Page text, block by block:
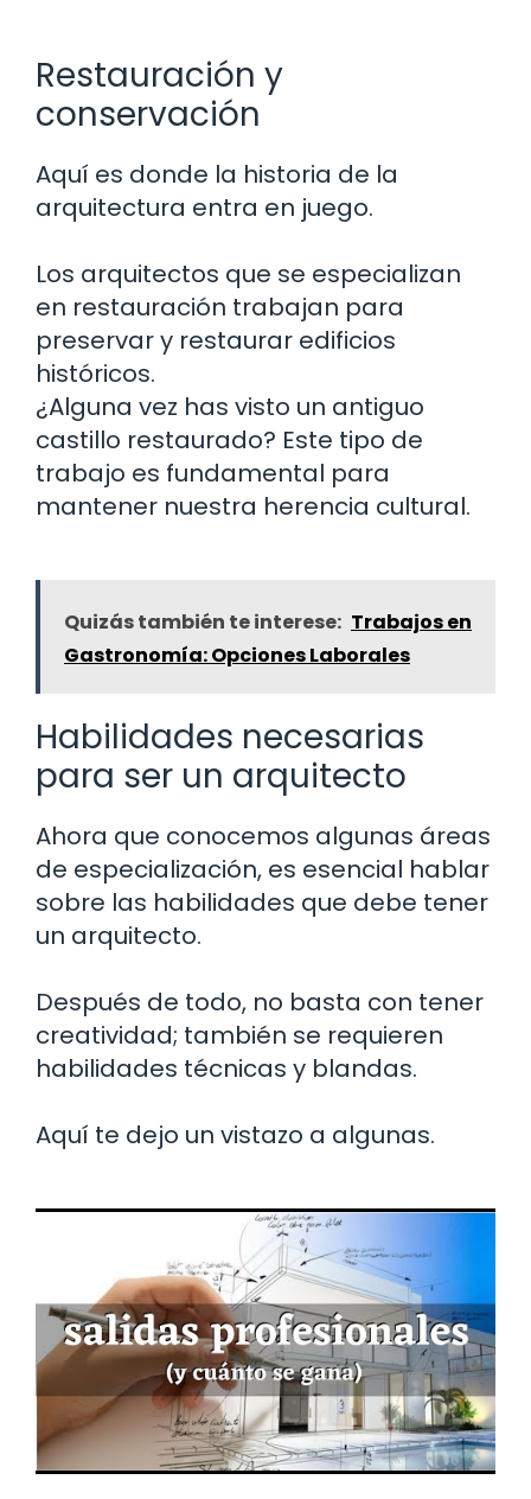
Restauración y
conservación
Aquí es donde la historia de la
arquitectura entra en juego.
Los arquitectos que se especializan
en restauración trabajan para
preservar y restaurar edificios
históricos.
¿Alguna vez has visto un antiguo
castillo restaurado? Este tipo de
trabajo es fundamental para
mantener nuestra herencia cultural.
Quizás también te interese: Trabajos en
Gastronomía: Opciones Laborales
Habilidades necesarias
para ser un arquitecto
Ahora que conocemos algunas áreas
de especialización, es esencial hablar
sobre las habilidades que debe tener
un arquitecto.
Después de todo, no basta con tener
creatividad; también se requieren
habilidades técnicas y blandas.
Aquí te dejo un vistazo a algunas.